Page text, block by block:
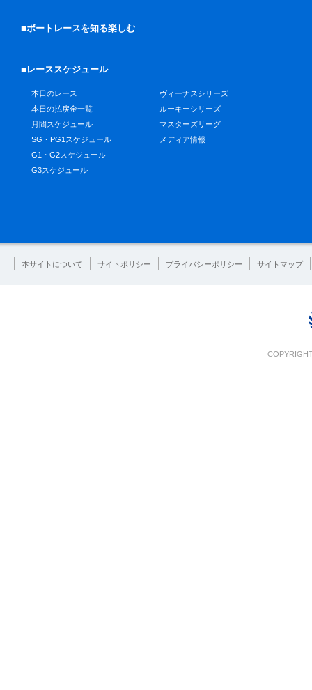
■ボートレースを知る楽しむ
■レーススケジュール
本日のレース
本日の払戻金一覧
月間スケジュール
SG・PG1スケジュール
G1・G2スケジュール
G3スケジュール
ヴィーナスシリーズ
ルーキーシリーズ
マスターズリーグ
メディア情報
本サイトについて サイトポリシー プライバシーポリシー サイトマップ